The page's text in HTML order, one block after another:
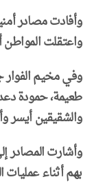
وأفادت مصادر
واعتقلت
وفي مخيم الفوار
طعيمة، حمودة
والشقيقين أيسر
وأشارت المصادر
بهم أثناء عمليات